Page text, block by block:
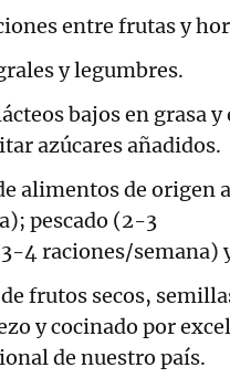
entre frutas y
y legumbres.
bajos en grasa y
azúcares añadidos.
alimentos de origen
pescado (2-3
4 raciones/semana)
frutos secos,
y cocinado por
de nuestro país.